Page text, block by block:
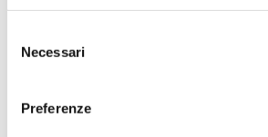
delNecessari
Preferenze